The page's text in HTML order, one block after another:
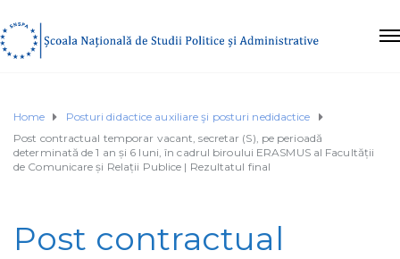
Home
Posturi didactice auxiliare şi posturi nedidactice
Post contractual temporar vacant, secretar (S), pe perioadă
determinată de 1 an și 6 luni, în cadrul biroului ERASMUS al Facultății
de Comunicare și Relații Publice | Rezultatul final
Post contractual